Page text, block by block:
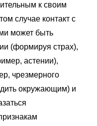
к своим
случае контакт с
может быть
(формируя страх),
астении),
чрезмерного
окружающим) и